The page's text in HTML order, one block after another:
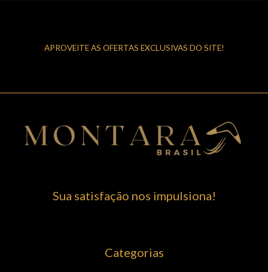
APROVEITE AS OFERTAS EXCLUSIVAS DO SITE!
Sua satisfação nos impulsiona!
Categorias